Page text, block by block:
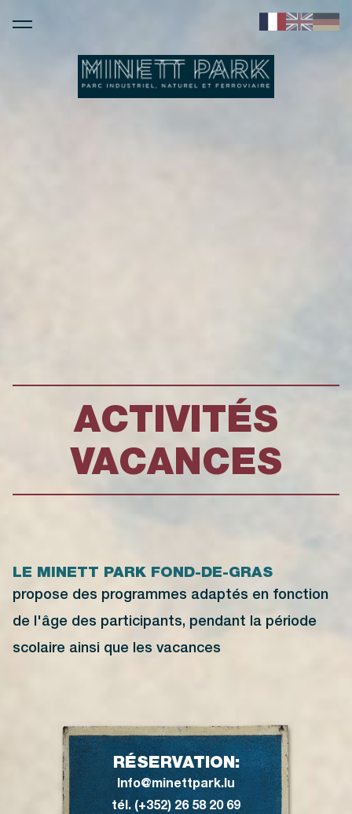
ACTIVITÉS
VACANCES
LE MINETT PARK FOND-DE-GRAS
propose des programmes adaptés en fonction
de l'âge des participants, pendant la période
scolaire ainsi que les vacances
RÉSERVATION:
Info@minettpark.lu
tél. (+352) 26 58 20 69